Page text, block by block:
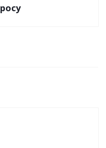
росу